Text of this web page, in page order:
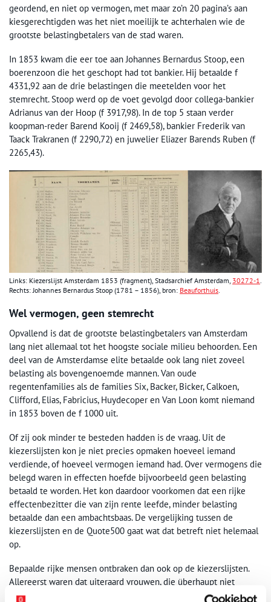
geordend, en niet op vermogen, met maar zo’n 20 pagina’s aan
kiesgerechtigden was het niet moeilijk te achterhalen wie de
grootste belastingbetalers van de stad waren.
In 1853 kwam die eer toe aan Johannes Bernardus Stoop, een
boerenzoon die het geschopt had tot bankier. Hij betaalde f
4331,92 aan de drie belastingen die meetelden voor het
stemrecht. Stoop werd op de voet gevolgd door collega-bankier
Adrianus van der Hoop (f 3917,98). In de top 5 staan verder
koopman-reder Barend Kooij (f 2469,58), bankier Frederik van
Taack Trakranen (f 2290,72) en juwelier Eliazer Barends Ruben (f
2265,43).
Links: Kiezerslijst Amsterdam 1853 (fragment), Stadsarchief Amsterdam, 30272-1.
Rechts: Johannes Bernardus Stoop (1781 – 1856), bron: Beauforthuis.
Wel vermogen, geen stemrecht
Opvallend is dat de grootste belastingbetalers van Amsterdam
lang niet allemaal tot het hoogste sociale milieu behoorden. Een
deel van de Amsterdamse elite betaalde ook lang niet zoveel
belasting als bovengenoemde mannen. Van oude
regentenfamilies als de families Six, Backer, Bicker, Calkoen,
Clifford, Elias, Fabricius, Huydecoper en Van Loon komt niemand
in 1853 boven de f 1000 uit.
Of zij ook minder te besteden hadden is de vraag. Uit de
kiezerslijsten kon je niet precies opmaken hoeveel iemand
verdiende, of hoeveel vermogen iemand had. Over vermogens die
belegd waren in effecten hoefde bijvoorbeeld geen belasting
betaald te worden. Het kon daardoor voorkomen dat een rijke
effectenbezitter die van zijn rente leefde, minder belasting
betaalde dan een ambachtsbaas. De vergelijking tussen de
kiezerslijsten en de Quote500 gaat wat dat betreft niet helemaal
op.
Bepaalde rijke mensen ontbraken dan ook op de kiezerslijsten.
Allereerst waren dat uiteraard vrouwen, die überhaupt niet
mochten stemmen. Bankier Johanna Borski (1764-1846) had